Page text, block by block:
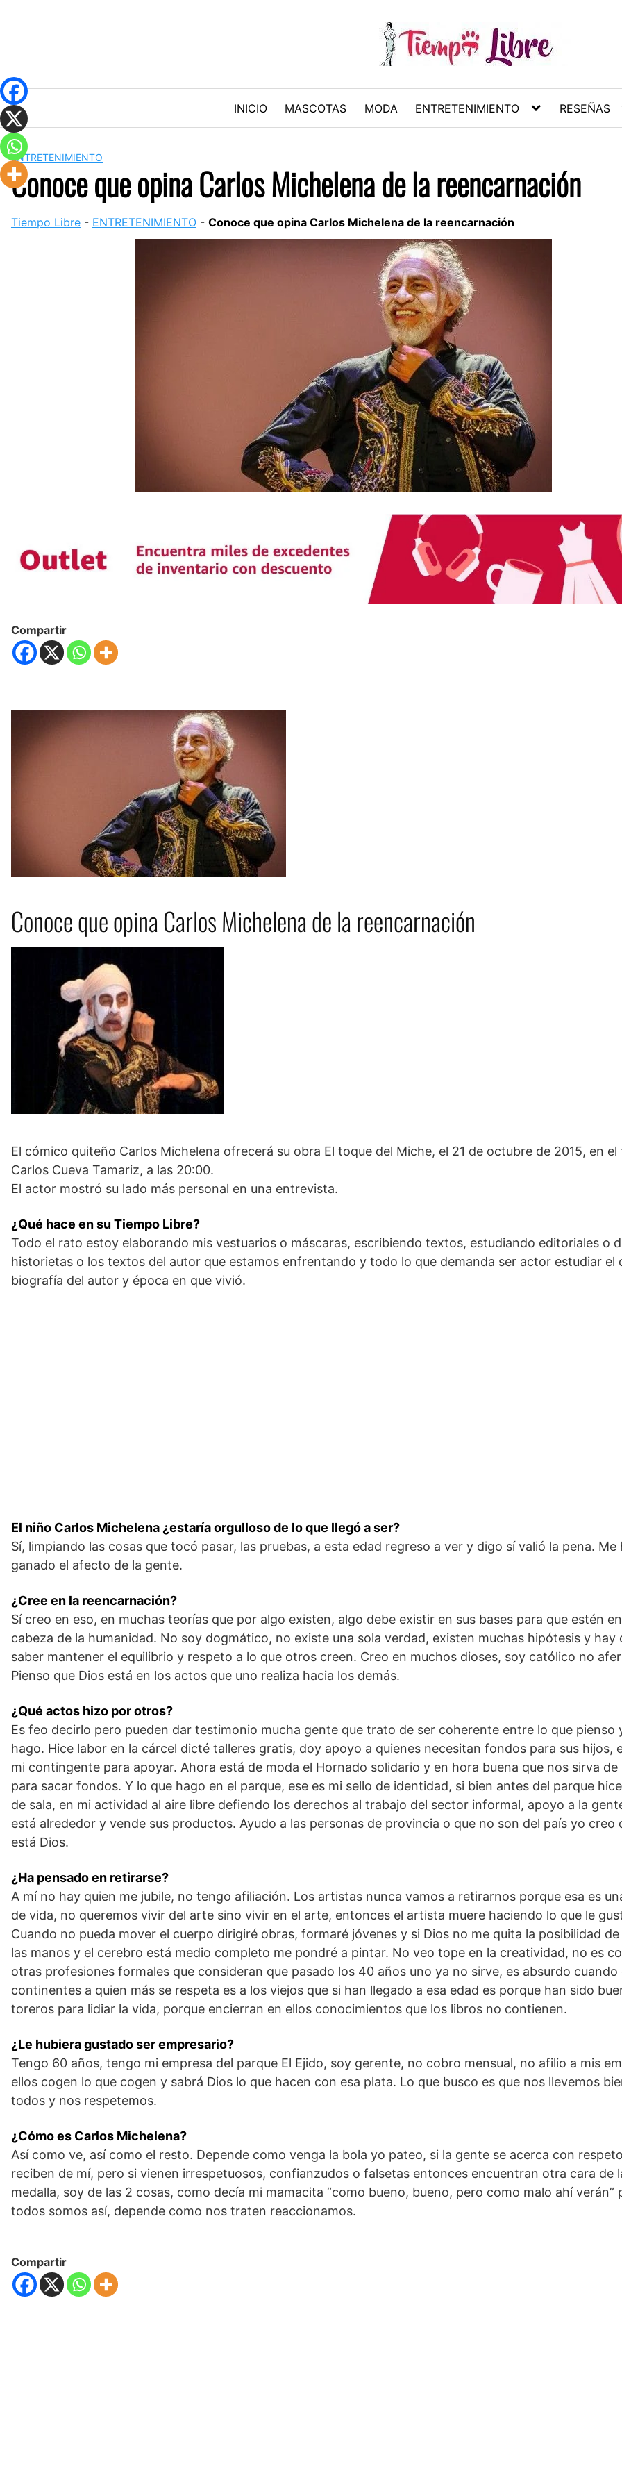
INICIO MASCOTAS MODA ENTRETENIMIENTO RESEÑAS
ENTRETENIMIENTO
Conoce que opina Carlos Michelena de la reencarnación
Tiempo Libre - ENTRETENIMIENTO - Conoce que opina Carlos Michelena de la reencarnación
Compartir
Conoce que opina Carlos Michelena de la reencarnación
El cómico quiteño Carlos Michelena ofrecerá su obra El toque del Miche, el 21 de octubre de 2015, en el
Carlos Cueva Tamariz, a las 20:00.
El actor mostró su lado más personal en una entrevista.
¿Qué hace en su Tiempo Libre?
Todo el rato estoy elaborando mis vestuarios o máscaras, escribiendo textos, estudiando editoriales o
historietas o los textos del autor que estamos enfrentando y todo lo que demanda ser actor estudiar el
biografía del autor y época en que vivió.
El niño Carlos Michelena ¿estaría orgulloso de lo que llegó a ser?
Sí, limpiando las cosas que tocó pasar, las pruebas, a esta edad regreso a ver y digo sí valió la pena. Me
ganado el afecto de la gente.
¿Cree en la reencarnación?
Sí creo en eso, en muchas teorías que por algo existen, algo debe existir en sus bases para que estén
cabeza de la humanidad. No soy dogmático, no existe una sola verdad, existen muchas hipótesis y hay
saber mantener el equilibrio y respeto a lo que otros creen. Creo en muchos dioses, soy católico no
Pienso que Dios está en los actos que uno realiza hacia los demás.
¿Qué actos hizo por otros?
Es feo decirlo pero pueden dar testimonio mucha gente que trato de ser coherente entre lo que pienso
hago. Hice labor en la cárcel dicté talleres gratis, doy apoyo a quienes necesitan fondos para sus hijos,
mi contingente para apoyar. Ahora está de moda el Hornado solidario y en hora buena que nos sirva de
para sacar fondos. Y lo que hago en el parque, ese es mi sello de identidad, si bien antes del parque
de sala, en mi actividad al aire libre defiendo los derechos al trabajo del sector informal, apoyo a la
está alrededor y vende sus productos. Ayudo a las personas de provincia o que no son del país yo creo
está Dios.
¿Ha pensado en retirarse?
A mí no hay quien me jubile, no tengo afiliación. Los artistas nunca vamos a retirarnos porque esa es
de vida, no queremos vivir del arte sino vivir en el arte, entonces el artista muere haciendo lo que le
Cuando no pueda mover el cuerpo dirigiré obras, formaré jóvenes y si Dios no me quita la posibilidad
las manos y el cerebro está medio completo me pondré a pintar. No veo tope en la creatividad, no es
otras profesiones formales que consideran que pasado los 40 años uno ya no sirve, es absurdo
continentes a quien más se respeta es a los viejos que si han llegado a esa edad es porque han sido
toreros para lidiar la vida, porque encierran en ellos conocimientos que los libros no contienen.
¿Le hubiera gustado ser empresario?
Tengo 60 años, tengo mi empresa del parque El Ejido, soy gerente, no cobro mensual, no afilio a mis
ellos cogen lo que cogen y sabrá Dios lo que hacen con esa plata. Lo que busco es que nos llevemos
todos y nos respetemos.
¿Cómo es Carlos Michelena?
Así como ve, así como el resto. Depende como venga la bola yo pateo, si la gente se acerca con
reciben de mí, pero si vienen irrespetuosos, confianzudos o falsetas entonces encuentran otra cara de
medalla, soy de las 2 cosas, como decía mi mamacita “como bueno, bueno, pero como malo ahí verán”
todos somos así, depende como nos traten reaccionamos.
Compartir